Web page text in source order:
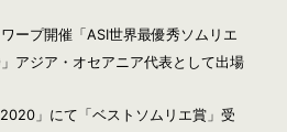
ープ開催「ASI世界最優秀ソムリエ
アジア・オセアニア代表として出場
」にて「ベストソムリエ賞」受